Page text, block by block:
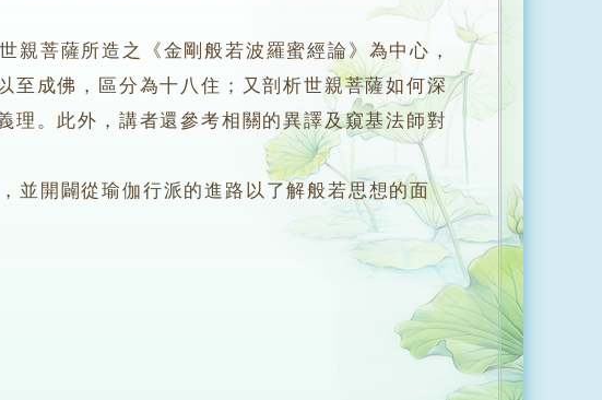
菩薩所造之《金剛般若波羅蜜經論》為中心，
至成佛，區分為十八住；又剖析世親菩薩如何深
理。此外，講者還參考相關的異譯及窺基法師對
開闢從瑜伽行派的進路以了解般若思想的面